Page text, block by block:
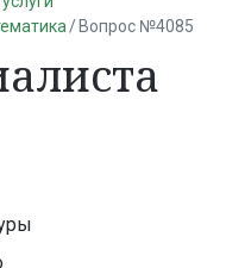
Вопрос №4085